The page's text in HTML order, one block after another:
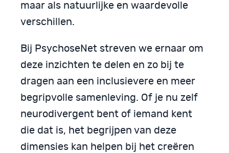
maar als natuurlijke en waardevolle
verschillen.
Bij PsychoseNet streven we ernaar om
deze inzichten te delen en zo bij te
dragen aan een inclusievere en meer
begripvolle samenleving. Of je nu zelf
neurodivergent bent of iemand kent
die dat is, het begrijpen van deze
dimensies kan helpen bij het creëren